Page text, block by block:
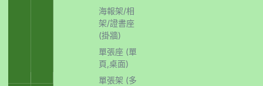
海報架/相
架/證書座
(掛牆)
單張座 (單
頁,桌面)
單張架 (多